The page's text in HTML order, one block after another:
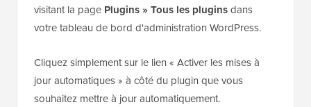
visitant la page Plugins » Tous les pluginsdans
votre tableau de bord d'administration WordPress.
Cliquez simplement sur le lien « Activer les mises à
jour automatiques » à côté du plugin que vous
souhaitez mettre à jour automatiquement.